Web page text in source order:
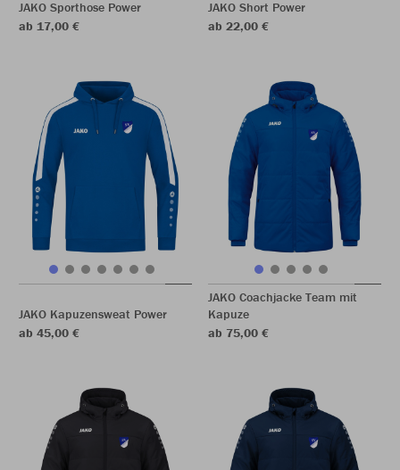
JAKO Sporthose Power
ab 17,00 €
JAKO Short Power
ab 22,00 €
JAKO Kapuzensweat Power
ab 45,00 €
JAKO Coachjacke Team mit
Kapuze
ab 75,00 €